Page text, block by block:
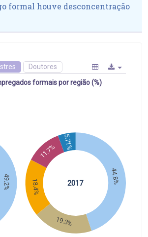
formal houve desconcentração
Doutores
formais por região (%)
49.2% 44.8%
19.3%
18.4%
11.7%
5.71%
2017